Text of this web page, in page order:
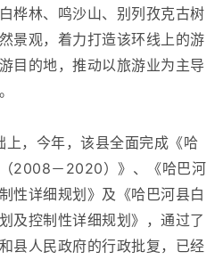
桦林、鸣沙山、别列孜克古树
景观，着力打造该环线上的游
目的地，推动以旅游业为主导
，今年，该县全面完成《哈
2008－2020）》、《哈巴河
性详细规划》及《哈巴河县白
及控制性详细规划》，通过了
县人民政府的行政批复，已经